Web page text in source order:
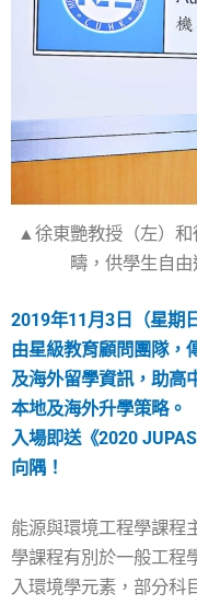
▲徐東艷教授（左）
疇，供學生自
2019年11月3日（星期
由星級教育顧問團隊，
及海外留學資訊，助高
本地及海外升學策略。
入場即送《2020
向隅！
能源與環境工程學課程
學課程有別於一般工程
入環境學元素，部分科